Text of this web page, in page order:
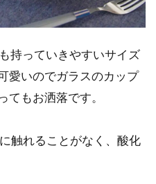
持っていきやすいサイズ
愛いのでガラスのカップ
てもお洒落です。
触れることがなく、酸化